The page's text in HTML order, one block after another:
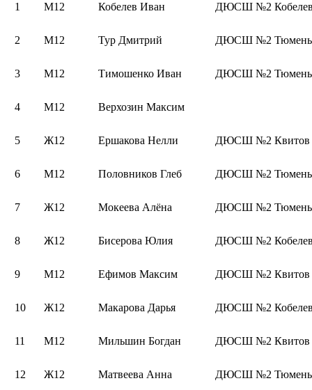
1 М12 Кобелев Иван ДЮСШ №2
2 М12 Тур Дмитрий ДЮСШ №2 Тюмень
3 М12 Тимошенко Иван ДЮСШ №2 Тюмень
4 М12 Верхозин Максим
5 Ж12 Ершакова Нелли ДЮСШ №2 Квитов
6 М12 Половников Глеб ДЮСШ №2 Тюмень
7 Ж12 Мокеева Алёна ДЮСШ №2 Тюмень
8 Ж12 Бисерова Юлия ДЮСШ №2
9 М12 Ефимов Максим ДЮСШ №2 Квитов
10 Ж12 Макарова Дарья ДЮСШ №2
11 М12 Мильшин Богдан ДЮСШ №2 Квитов
12 Ж12 Матвеева Анна ДЮСШ №2 Тюмень